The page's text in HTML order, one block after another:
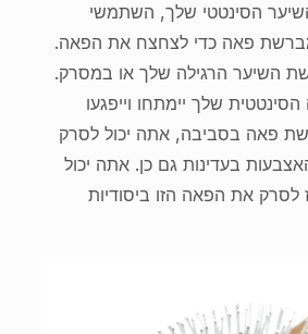
הסינטטי שלך, השתמשי
פאה כדי לצחצח את הפאה.
השיער הרגילה שלך או במסרק.
שלך יימתחו וייפגעו
פאה בסביבה, אתה יכול לסרק
בעדינות גם כן. אתה יכול
את הפאה הזו ביסודיות